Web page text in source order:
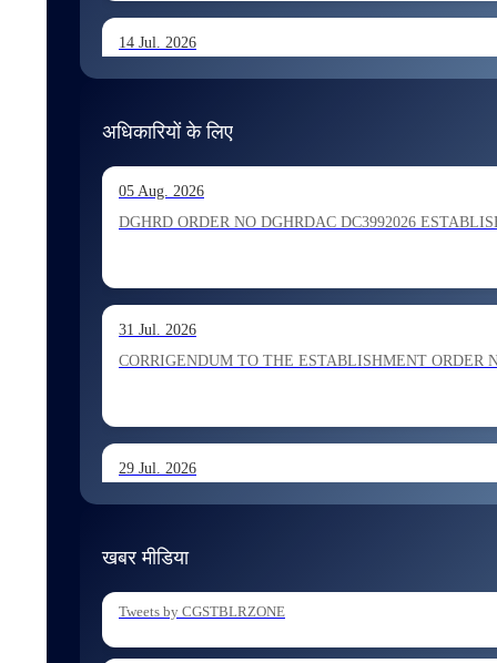
14 Jul. 2026
13 Jul. 2026
Allocation of Inspector recommended for appointment by
13 Jul. 2026
Allocation of Executive Assistant recommended for
अधिकारियों के लिए
05 Aug. 2026
DGHRD ORDER NO DGHRDAC DC3992026
31 Jul. 2026
CORRIGENDUM TO THE ESTABLISHMENT ORDER
29 Jul. 2026
29 Jul. 2026
खबर मीडिया
Tweets by CGSTBLRZONE